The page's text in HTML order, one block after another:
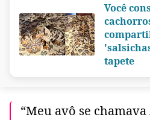
Você
tapete
“Meu avô se